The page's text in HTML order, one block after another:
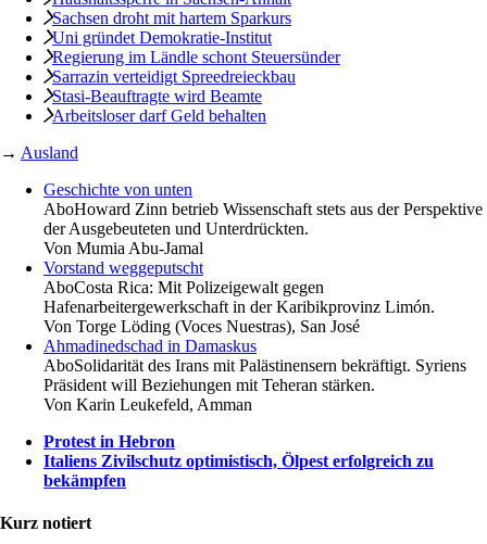
Sachsen droht mit hartem Sparkurs
Uni gründet Demokratie-Institut
Regierung im Ländle schont Steuersünder
Sarrazin verteidigt Spreedreieckbau
Stasi-Beauftragte wird Beamte
Arbeitsloser darf Geld behalten
→ Ausland
Geschichte von unten
AboHoward Zinn betrieb Wissenschaft stets aus der Perspektive
der Ausgebeuteten und Unterdrückten.
Von Mumia Abu-Jamal
Vorstand weggeputscht
AboCosta Rica: Mit Polizeigewalt gegen
Hafenarbeitergewerkschaft in der Karibikprovinz Limón.
Von Torge Löding (Voces Nuestras), San José
Ahmadinedschad in Damaskus
AboSolidarität des Irans mit Palästinensern bekräftigt. Syriens
Präsident will Beziehungen mit Teheran stärken.
Von Karin Leukefeld, Amman
Protest in Hebron
Italiens Zivilschutz optimistisch, Ölpest erfolgreich zu
bekämpfen
Kurz notiert